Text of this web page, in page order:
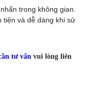
trong không gian.
tiện và dễ dàng khi sử
tư vấn vui lòng liên